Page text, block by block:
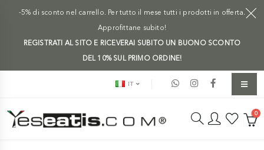
-5% di sconto nel carrello. Per tutto il mese tutti i prodotti in offerta.
Approfittane subito!
REGISTRATI AL SITO E RICEVERAI SUBITO UN BUONO SCONTO
DEL 10% SUL PRIMO ORDINE!
IT
0